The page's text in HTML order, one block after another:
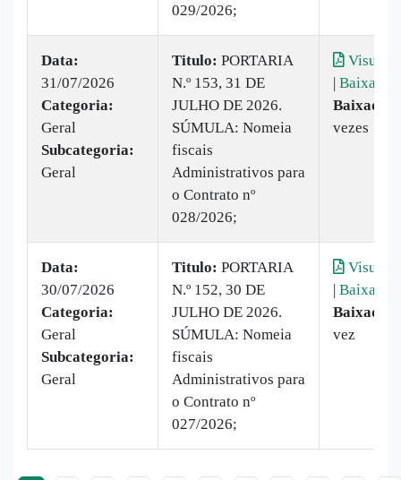
029/2026;
Data:
31/07/2026
Categoria:
Geral
Subcategoria:
Geral
Titulo: PORTARIA
N.º 153, 31 DE
JULHO DE 2026.
SÚMULA: Nomeia
fiscais
Administrativos para
o Contrato nº
028/2026;
| Baixar
Baixado:
vezes
Data:
30/07/2026
Categoria:
Geral
Subcategoria:
Geral
Titulo: PORTARIA
N.º 152, 30 DE
JULHO DE 2026.
SÚMULA: Nomeia
fiscais
Administrativos para
o Contrato nº
027/2026;
| Baixar
Baixado:
vez